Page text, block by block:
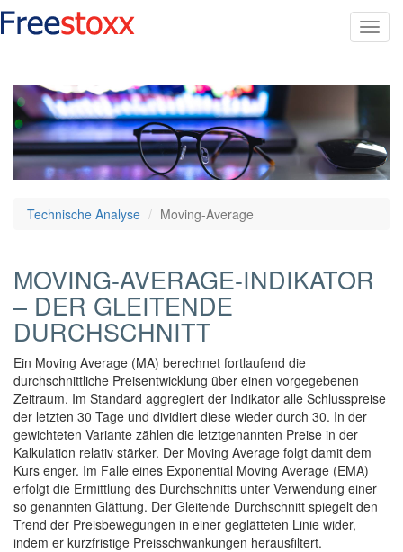
Technische Analyse Moving-Average
MOVING-AVERAGE-INDIKATOR
– DER GLEITENDE
DURCHSCHNITT
Ein Moving Average (MA) berechnet fortlaufend die
durchschnittliche Preisentwicklung über einen vorgegebenen
Zeitraum. Im Standard aggregiert der Indikator alle Schlusspreise
der letzten 30 Tage und dividiert diese wieder durch 30. In der
gewichteten Variante zählen die letztgenannten Preise in der
Kalkulation relativ stärker. Der Moving Average folgt damit dem
Kurs enger. Im Falle eines Exponential Moving Average (EMA)
erfolgt die Ermittlung des Durchschnitts unter Verwendung einer
so genannten Glättung. Der Gleitende Durchschnitt spiegelt den
Trend der Preisbewegungen in einer geglätteten Linie wider,
indem er kurzfristige Preisschwankungen herausfiltert.